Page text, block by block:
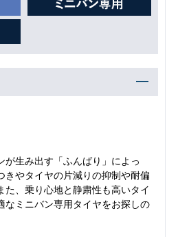
が生み出す「ふんばり」によっ
きやタイヤの片減りの抑制や耐偏
た、乗り心地と静粛性も高いタイ
なミニバン専用タイヤをお探しの